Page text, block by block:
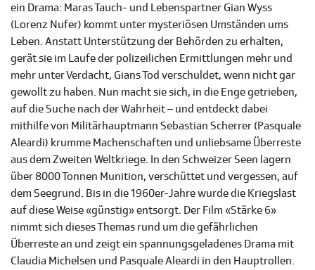
ein Drama: Maras Tauch- und Lebenspartner Gian Wyss
(Lorenz Nufer) kommt unter mysteriösen Umständen ums
Leben. Anstatt Unterstützung der Behörden zu erhalten,
gerät sie im Laufe der polizeilichen Ermittlungen mehr und
mehr unter Verdacht, Gians Tod verschuldet, wenn nicht gar
gewollt zu haben. Nun macht sie sich, in die Enge getrieben,
auf die Suche nach der Wahrheit – und entdeckt dabei
mithilfe von Militärhauptmann Sebastian Scherrer (Pasquale
Aleardi) krumme Machenschaften und unliebsame Überreste
aus dem Zweiten Weltkriege. In den Schweizer Seen lagern
über 8000 Tonnen Munition, verschüttet und vergessen, auf
dem Seegrund. Bis in die 1960er-Jahre wurde die Kriegslast
auf diese Weise «günstig» entsorgt. Der Film «Stärke 6»
nimmt sich dieses Themas rund um die gefährlichen
Überreste an und zeigt ein spannungsgeladenes Drama mit
Claudia Michelsen und Pasquale Aleardi in den Hauptrollen.